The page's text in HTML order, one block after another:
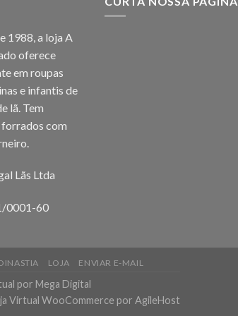
1988, a loja A
oferece
em roupas
e infantis de
lã. Tem
com
Lãs Ltda
0001-60
LOJA ENVIAR E-MAIL
por Mega Digital
Virtual WooCommerce por AgileHost